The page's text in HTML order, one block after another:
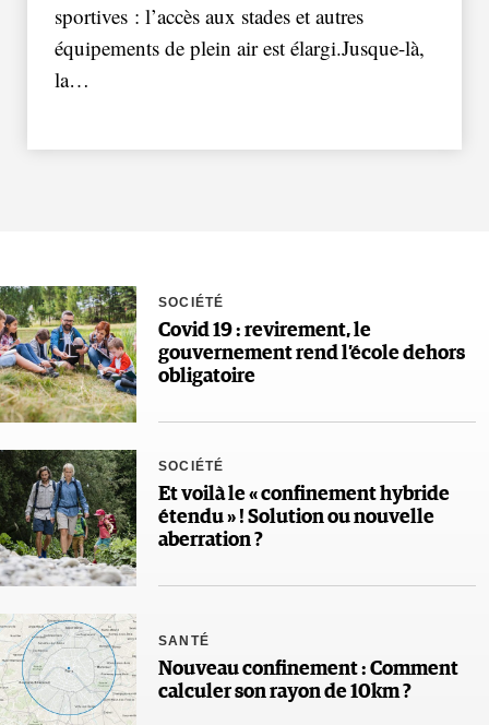
sportives : l’accès aux stades et autres
équipements de plein air est élargi.Jusque-là,
la…
SOCIÉTÉ
Covid 19 : revirement, le
gouvernement rend l’école dehors
obligatoire
SOCIÉTÉ
Et voilà le « confinement hybride
étendu » ! Solution ou nouvelle
aberration ?
SANTÉ
Nouveau confinement : Comment
calculer son rayon de 10km ?